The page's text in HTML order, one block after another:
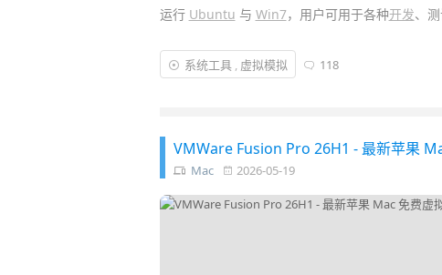
运行 Ubuntu 与 Win7，用户可用于各种开发、
VMware Workstation Pro 26H1
Windows 11，支持 USB 3.1、TPM 2.0、蓝牙、
系统工具, 虚拟模拟 118
VMWare Fusion Pro 26H1 - 最新苹果
Mac 2026-05-19